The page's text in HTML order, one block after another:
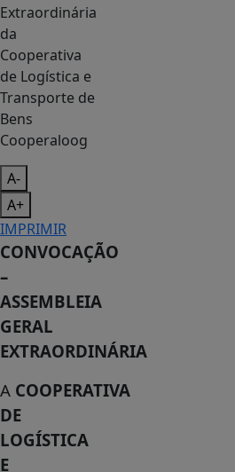
Cooperaloog
A-
A+
IMPRIMIR
CONVOCAÇÃO
–
ASSEMBLEIA
GERAL
EXTRAORDINÁRIA
A COOPERATIVA
DE
LOGÍSTICA
E